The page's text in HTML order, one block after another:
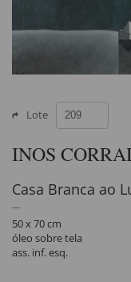
Lote
INOS
Casa Branca ao
50 x 70 cm
óleo sobre tela
ass. inf. esq.